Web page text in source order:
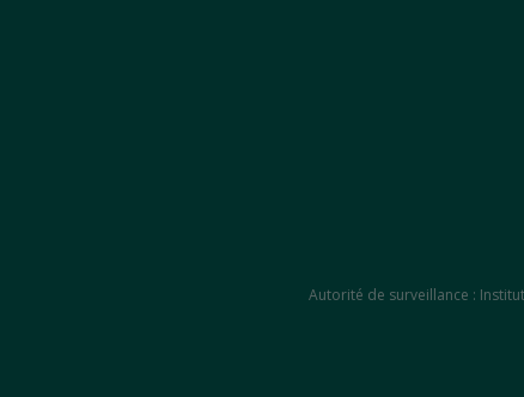
Autorité de surveillance :